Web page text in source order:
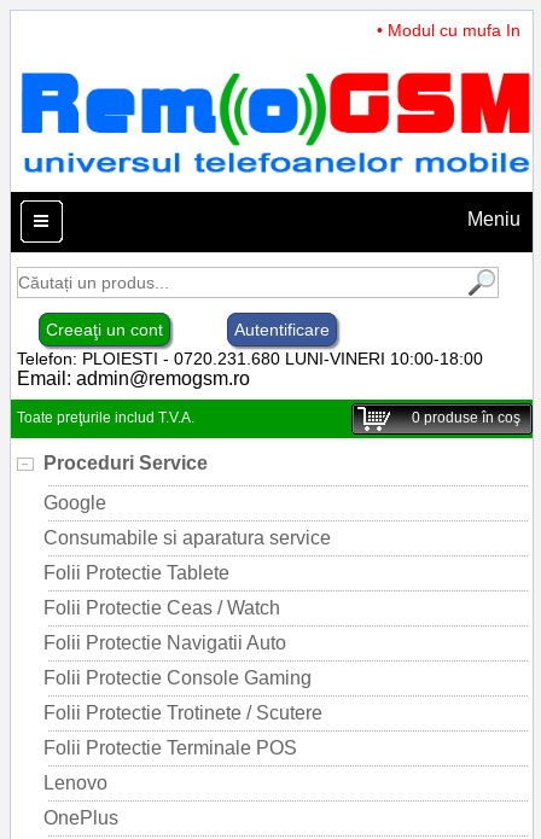
• Modul cu mufa
Meniu
Creeaţi un cont
Autentificare
Telefon: PLOIESTI - 0720.231.680 LUNI-VINERI 10:00-18:00
Email: admin@remogsm.ro
Toate preţurile includ T.V.A. 0produse în coş
Proceduri Service
Google
Consumabile si aparatura service
Folii Protectie Tablete
Folii Protectie Ceas / Watch
Folii Protectie Navigatii Auto
Folii Protectie Console Gaming
Folii Protectie Trotinete / Scutere
Folii Protectie Terminale POS
Lenovo
OnePlus